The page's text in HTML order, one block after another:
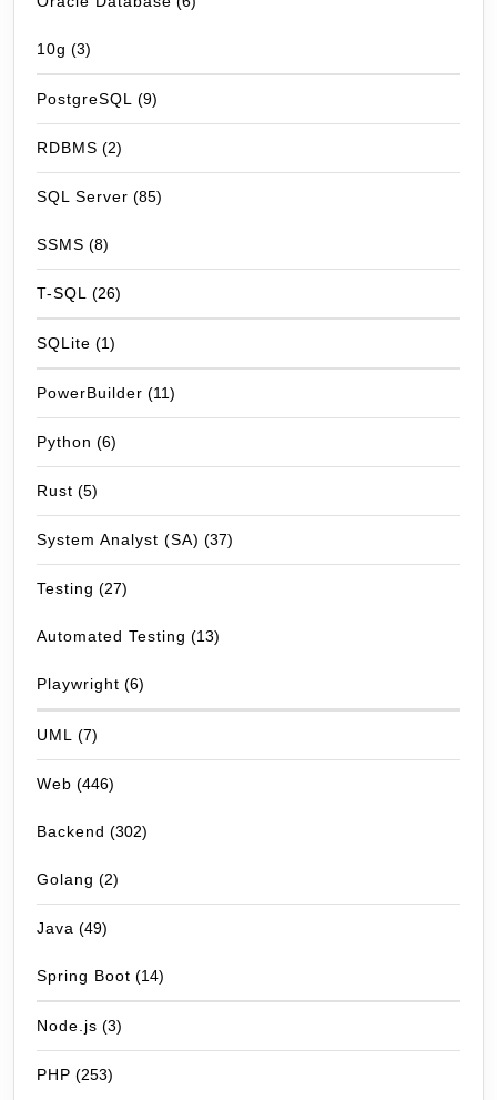
10g (3)
PostgreSQL (9)
RDBMS (2)
SQL Server (85)
SSMS (8)
T-SQL (26)
SQLite (1)
PowerBuilder (11)
Python (6)
Rust (5)
System Analyst (SA) (37)
Testing (27)
Automated Testing (13)
Playwright (6)
UML (7)
Web (446)
Backend (302)
Golang (2)
Java (49)
Spring Boot (14)
Node.js (3)
PHP (253)